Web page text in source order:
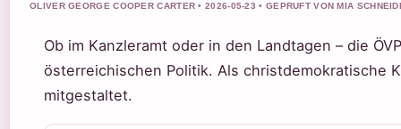
OLIVER GEORGE COOPER CARTER • 2026-05-23 • GEPRUFT VON MIA
Ob im Kanzleramt oder in den Landtagen – die
österreichischen Politik. Als christdemokratische
mitgestaltet.